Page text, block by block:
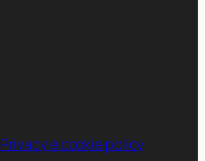
Privacy e cookie policy